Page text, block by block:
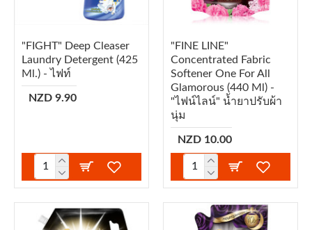
"FIGHT" Deep Cleaser
Laundry Detergent (425
Ml.) - ไฟท์
NZD 9.90
"FINE LINE"
Concentrated Fabric
Softener One For All
Glamorous (440 Ml) -
"ไฟน์ไลน์" น้ำยาปรับผ้า
นุ่ม
NZD 10.00